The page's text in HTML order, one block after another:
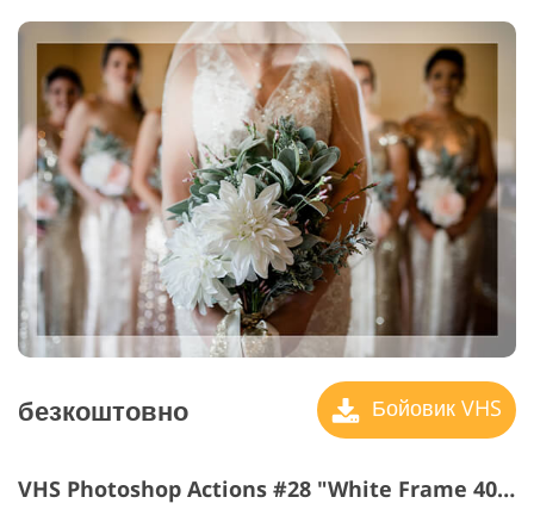
безкоштовно Бойовик VHS
VHS Photoshop Actions #28 "White Frame 40 px"